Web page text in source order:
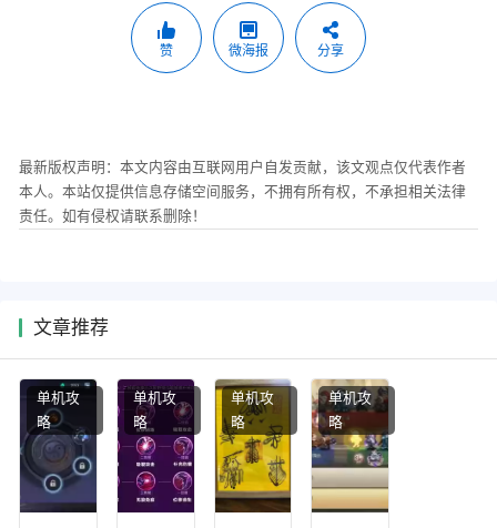
赞 微海报 分享
最新版权声明：本文内容由互联网用户自发贡献，该文观点仅代表作者
本人。本站仅提供信息存储空间服务，不拥有所有权，不承担相关法律
责任。如有侵权请联系删除！
文章推荐
单机攻
略
单机攻
略
单机攻
略
单机攻
略